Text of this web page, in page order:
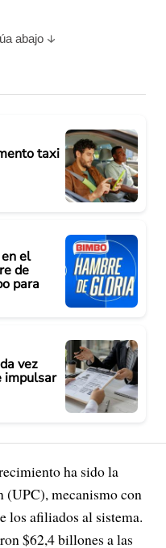
abajo
taxi
el
de
para
vez
impulsar
ha sido la
(UPC), mecanismo con
los afiliados al sistema.
$62,4 billones a las